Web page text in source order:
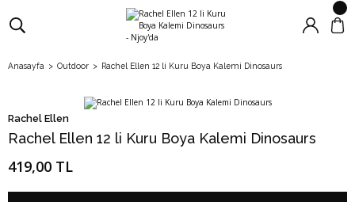
Anasayfa Outdoor Rachel Ellen 12 li Kuru Boya Kalemi Dinosaurs
Rachel Ellen
Rachel Ellen 12 li Kuru Boya Kalemi Dinosaurs
419,00 TL